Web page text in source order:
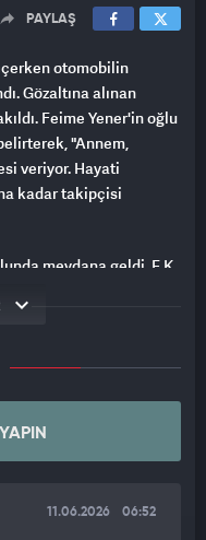
PAYLAŞ
otomobilin
Gözaltına alınan
Feime Yener'in oğlu
"Annem,
veriyor. Hayati
kadar takipçisi
meydana geldi. E.K.
savrulan Yener,
belirtildi.
yansıdı.
11.06.2026 06:52